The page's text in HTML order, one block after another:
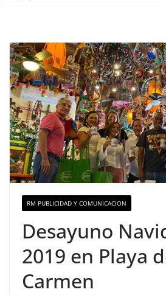
RM PUBLICIDAD Y COMUNICACION
Desayuno
2019 en Playa
Carmen